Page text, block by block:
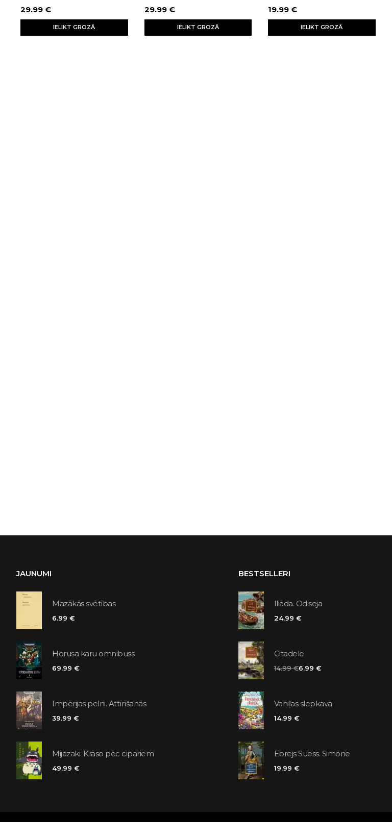
29.99 €
IELIKT GROZĀ
29.99 €
IELIKT GROZĀ
19.99 €
IELIKT GROZĀ
JAUNUMI
Mazākās svētības
6.99 €
Horusa karu omnibuss
69.99 €
Impērijas pelni. Attīrīšanās
39.99 €
Mijazaki. Krāso pēc cipariem
49.99 €
BESTSELLERI
Iliāda. Odiseja
24.99 €
Citadele
14.99 €6.99 €
Vaniļas slepkava
14.99 €
Ebrejs Suess. Simone
19.99 €